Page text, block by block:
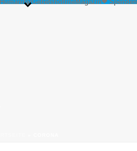
HumanitärGebetshotlineMagazin❤ Spenden